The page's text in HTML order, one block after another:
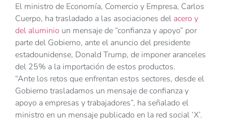
El ministro de Economía, Comercio y Empresa, Carlos
Cuerpo, ha trasladado a las asociaciones del acero y
del aluminio un mensaje de “confianza y apoyo” por
parte del Gobierno, ante el anuncio del presidente
estadounidense, Donald Trump, de imponer aranceles
del 25% a la importación de estos productos.
“Ante los retos que enfrentan estos sectores, desde el
Gobierno trasladamos un mensaje de confianza y
apoyo a empresas y trabajadores”, ha señalado el
ministro en un mensaje publicado en la red social ‘X’.